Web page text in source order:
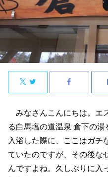
みなさんこんにちは。エ
る白馬塩の道温泉 倉下の
入浴した際に、ここはガチ
ていたのですが、その後な
んですよね。久しぶりに入